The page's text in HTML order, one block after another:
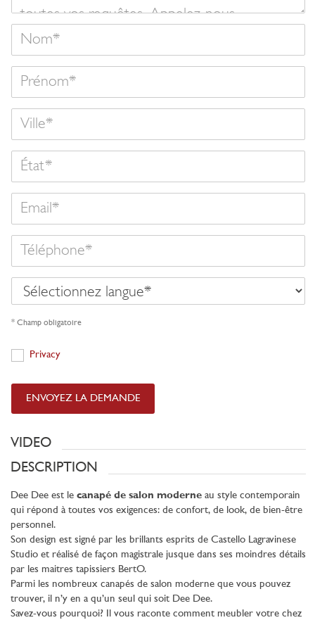
État
Sélectionnez
langue
* Champ obligatoire
Privacy
Privacy
ENVOYEZ LA DEMANDE
VIDEO
DESCRIPTION
Dee Dee est le canapé de salon moderne au style contemporain
qui répond à toutes vos exigences: de confort, de look, de bien-être
personnel.
Son design est signé par les brillants esprits de Castello Lagravinese
Studio et réalisé de façon magistrale jusque dans ses moindres détails
par les maitres tapissiers BertO.
Parmi les nombreux canapés de salon moderne que vous pouvez
trouver, il n’y en a qu’un seul qui soit Dee Dee.
Savez-vous pourquoi? Il vous raconte comment meubler votre chez